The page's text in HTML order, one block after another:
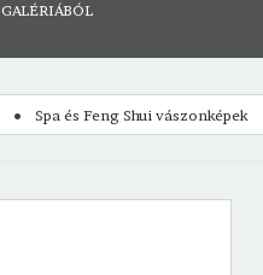
GALÉRIÁBÓL
Spa és Feng Shui vászonképek